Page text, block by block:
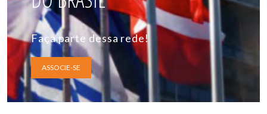
Faça parte dessa rede!
ASSOCIE-SE